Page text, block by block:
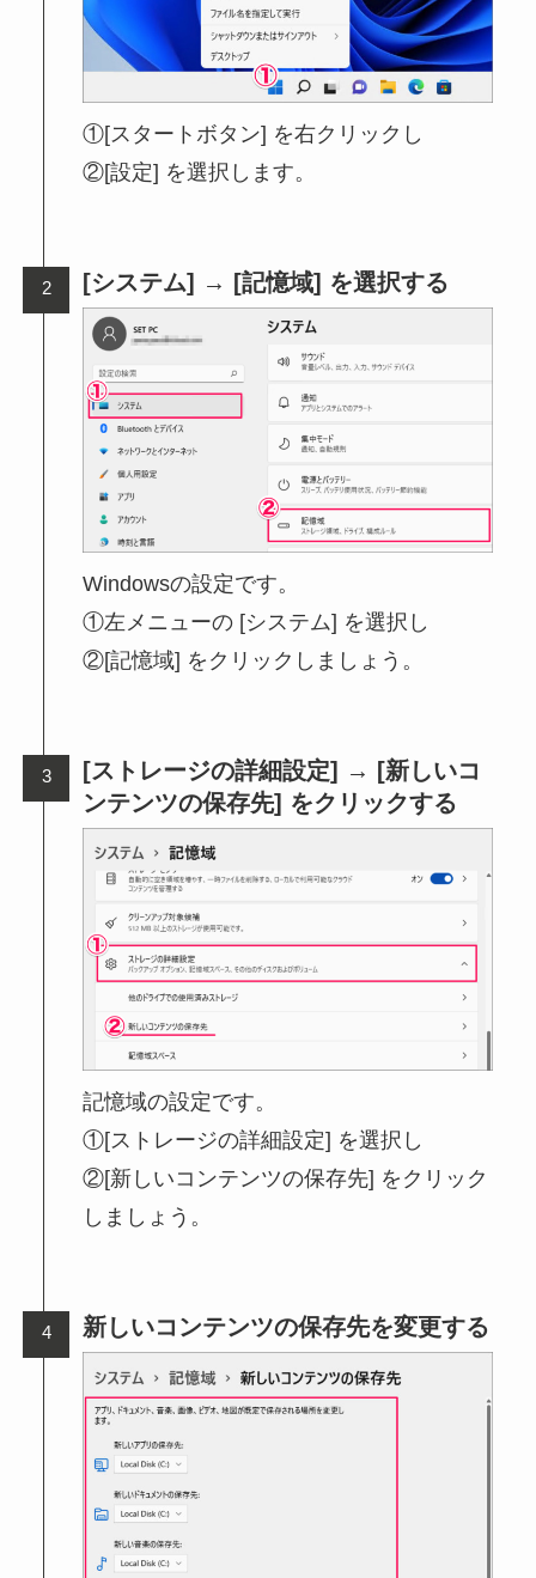
①[スタートボタン] を右クリックし
②[設定] を選択します。
[システム] → [記憶域] を選択する
Windowsの設定です。
①左メニューの [システム] を選択し
②[記憶域] をクリックしましょう。
[ストレージの詳細設定] → [新しいコ
ンテンツの保存先] をクリックする
記憶域の設定です。
①[ストレージの詳細設定] を選択し
②[新しいコンテンツの保存先] をクリック
しましょう。
新しいコンテンツの保存先を変更する